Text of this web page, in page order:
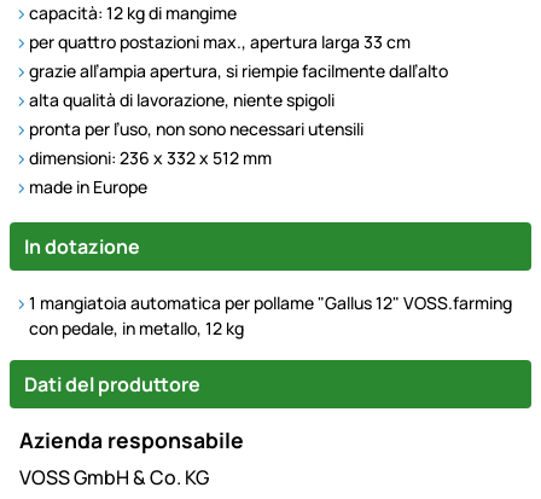
capacità: 12 kg di mangime
per quattro postazioni max., apertura larga 33 cm
grazie all’ampia apertura, si riempie facilmente dall’alto
alta qualità di lavorazione, niente spigoli
pronta per l’uso, non sono necessari utensili
dimensioni: 236 x 332 x 512 mm
made in Europe
In dotazione
1 mangiatoia automatica per pollame "Gallus 12" VOSS.farming
con pedale, in metallo, 12 kg
Dati del produttore
Azienda responsabile
VOSS GmbH & Co. KG